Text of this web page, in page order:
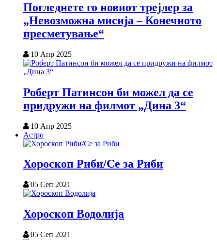
Погледнете го новиот трејлер за
„Невозможна мисија – Конечното
пресметување“
10 Апр 2025
Роберт Патинсон би можел да се
придружи на филмот „Дина 3“
10 Апр 2025
Астро
Хороскоп Риби/Се за Риби
05 Сеп 2021
Хороскоп Водолија
05 Сеп 2021